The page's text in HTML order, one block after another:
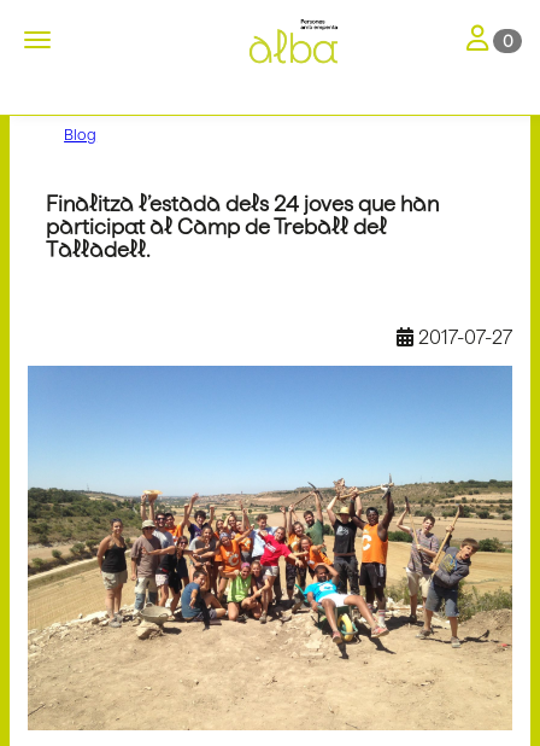
Toggle navigation Toggle
0
Blog
Finalitza l’estada dels 24 joves que han
participat al Camp de Treball del
Talladell.
2017-07-27